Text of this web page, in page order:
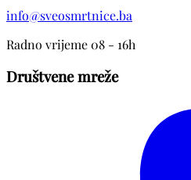
info@sveosmrtnice.ba
Radno vrijeme 08 - 16h
Društvene mreže